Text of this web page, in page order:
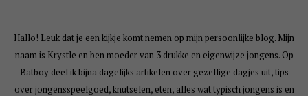
Hallo! Leuk dat je een kijkje komt nemen op mijn persoonlijke blog. Mijn
naam is Krystle en ben moeder van 3 drukke en eigenwijze jongens. Op
Batboy deel ik bijna dagelijks artikelen over gezellige dagjes uit, tips
over jongensspeelgoed, knutselen, eten, alles wat typisch jongens is en